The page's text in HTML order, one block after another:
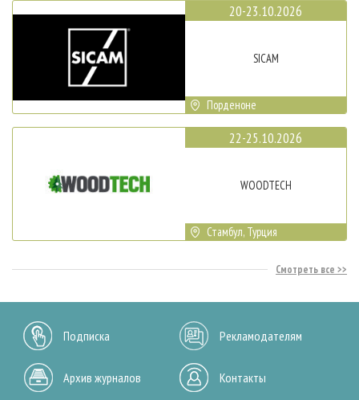
20-23.10.2026
SICAM
Порденоне
22-25.10.2026
WOODTECH
Стамбул, Турция
Смотреть все
Подписка Рекламодателям
Архив журналов Контакты